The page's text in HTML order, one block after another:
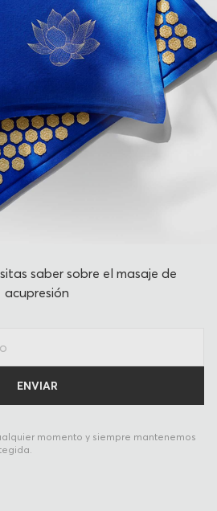
saber sobre el masaje de
acupresión
momento y siempre mantenemos